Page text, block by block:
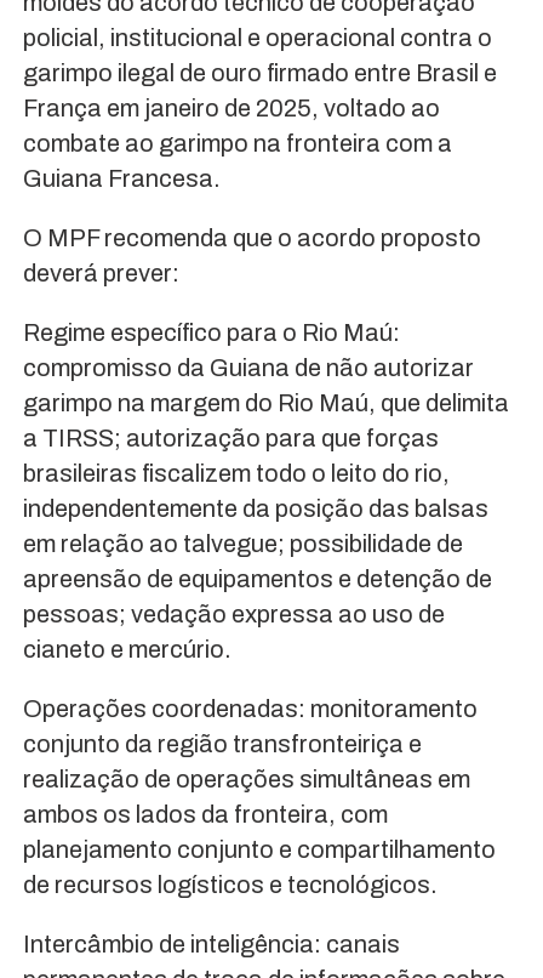
policial, institucional e operacional contra o
garimpo ilegal de ouro firmado entre Brasil e
França em janeiro de 2025, voltado ao
combate ao garimpo na fronteira com a
Guiana Francesa.
O MPF recomenda que o acordo proposto
deverá prever:
Regime específico para o Rio Maú:
compromisso da Guiana de não autorizar
garimpo na margem do Rio Maú, que delimita
a TIRSS; autorização para que forças
brasileiras fiscalizem todo o leito do rio,
independentemente da posição das balsas
em relação ao talvegue; possibilidade de
apreensão de equipamentos e detenção de
pessoas; vedação expressa ao uso de
cianeto e mercúrio.
Operações coordenadas: monitoramento
conjunto da região transfronteiriça e
realização de operações simultâneas em
ambos os lados da fronteira, com
planejamento conjunto e compartilhamento
de recursos logísticos e tecnológicos.
Intercâmbio de inteligência: canais